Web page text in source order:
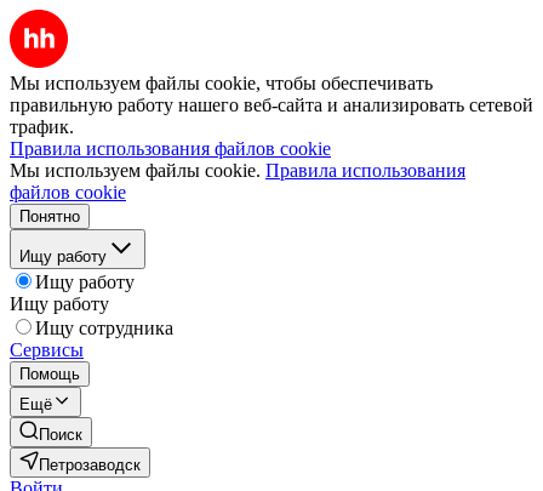
Мы используем файлы cookie, чтобы обеспечивать
правильную работу нашего веб-сайта и анализировать сетевой
трафик.
Правила использования файлов cookie
Мы используем файлы cookie. Правила использования
файлов cookie
Понятно
Ищу работу
Ищу работу
Ищу работу
Ищу сотрудника
Сервисы
Помощь
Ещё
Поиск
Петрозаводск